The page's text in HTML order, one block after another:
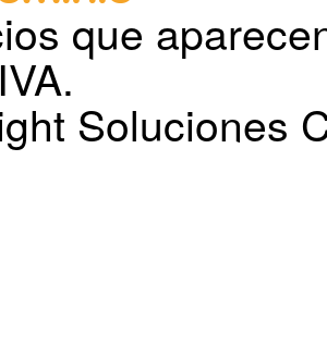
que
Soluciones